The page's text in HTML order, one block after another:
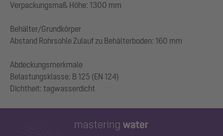
Verpackungsmaß Höhe: 1300 mm
Behälter/Grundkörper
Abstand Rohrsohle Zulauf zu Behälterboden: 160 mm
Abdeckungsmerkmale
Belastungsklasse: B 125 (EN 124)